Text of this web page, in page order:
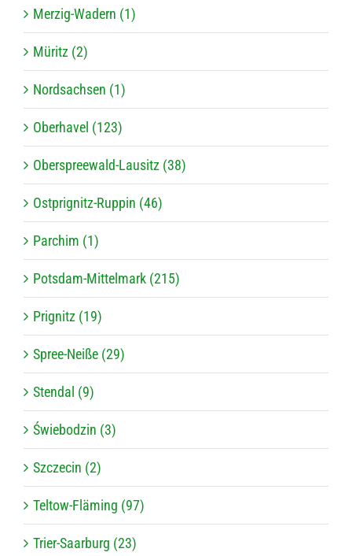
Merzig-Wadern (1)
Müritz (2)
Nordsachsen (1)
Oberhavel (123)
Oberspreewald-Lausitz (38)
Ostprignitz-Ruppin (46)
Parchim (1)
Potsdam-Mittelmark (215)
Prignitz (19)
Spree-Neiße (29)
Stendal (9)
Świebodzin (3)
Szczecin (2)
Teltow-Fläming (97)
Trier-Saarburg (23)